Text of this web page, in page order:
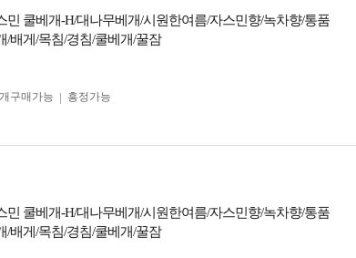
민 쿨베개-H/대나무베개/시원한여름/자스민향/녹차향/통품
/배게/목침/경침/쿨베개/꿀잠
구매가능 흥정가능
민 쿨베개-H/대나무베개/시원한여름/자스민향/녹차향/통품
/배게/목침/경침/쿨베개/꿀잠